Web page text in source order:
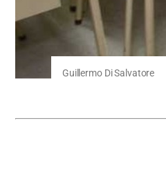
Guillermo Di Salvatore